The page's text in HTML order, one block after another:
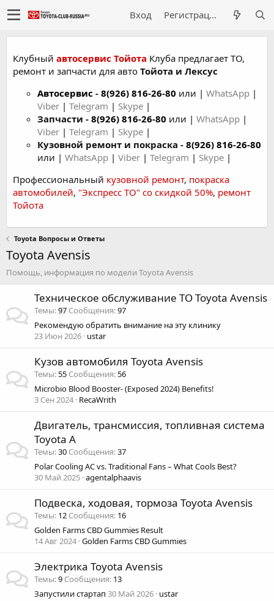
Вход Регистрация
Клубный автосервис Тойота Клуба предлагает ТО,
ремонт и запчасти для авто Тойота и Лексус
Автосервис - 8(926) 816-26-80 или | WhatsApp |
Viber | Telegram | Skype |
Запчасти - 8(926) 816-26-80 или | WhatsApp |
Viber | Telegram | Skype |
Кузовной ремонт и покраска - 8(926) 816-26-80
или | WhatsApp | Viber | Telegram | Skype |
Профессиональный кузовной ремонт, покраска
автомобилей, "Экспресс ТО" со скидкой 50%, ремонт
Тойота
Toyota Вопросы и Ответы
Toyota Avensis
Помощь, информация по модели Toyota Avensis
Техническое обслуживание ТО Toyota Avensis
Темы 97 Сообщения 97
Рекомендую обратить внимание на эту клинику
23 Июн 2026 ustar
Кузов автомобиля Toyota Avensis
Темы 55 Сообщения 56
Microbio Blood Booster- (Exposed 2024) Benefits!
3 Сен 2024 RecaWrith
Двигатель, трансмиссия, топливная система
Toyota A
Темы 30 Сообщения 37
Polar Cooling AC vs. Traditional Fans – What Cools Best?
30 Май 2025 agentalphaavis
Подвеска, ходовая, тормоза Toyota Avensis
Темы 12 Сообщения 16
Golden Farms CBD Gummies Result
14 Авг 2024 Golden Farms CBD Gummies
Электрика Toyota Avensis
Темы 9 Сообщения 13
Запустили стартап 30 Май 2026 ustar